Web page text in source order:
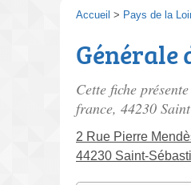
Accueil > Pays de la
Générale
Cette fiche
france, 44230
2 Rue Pierre
44230 Saint-